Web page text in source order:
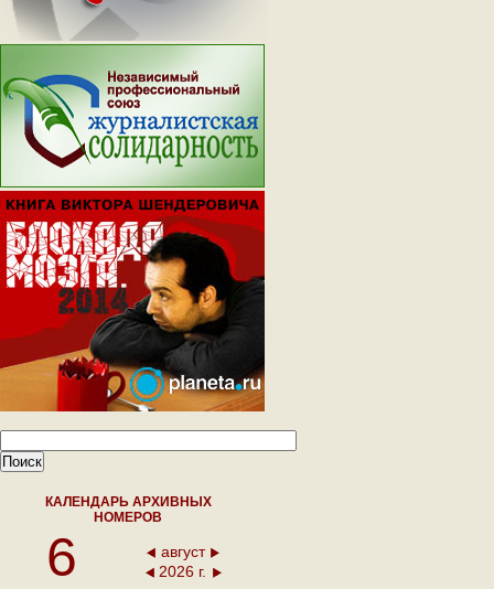
КАЛЕНДАРЬ АРХИВНЫХ
НОМЕРОВ
6
август
2026 г.